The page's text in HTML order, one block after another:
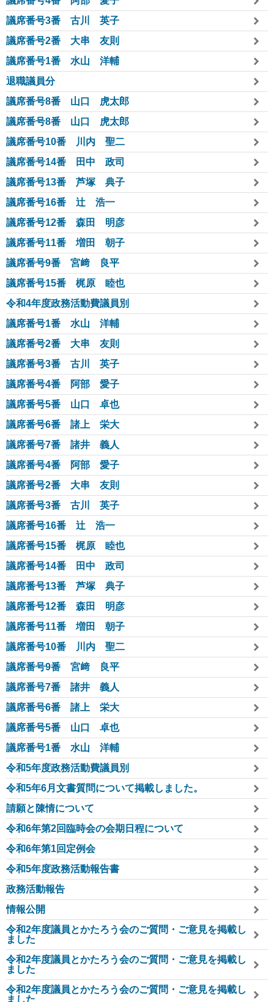
議席番号3番 古川 英子
議席番号2番 大串 友則
議席番号1番 水山 洋輔
退職議員分
議席番号8番 山口 虎太郎
議席番号8番 山口 虎太郎
議席番号10番 川内 聖二
議席番号14番 田中 政司
議席番号13番 芦塚 典子
議席番号16番 辻󠄀 浩一
議席番号12番 森田 明彦
議席番号11番 増田 朝子
議席番号9番 宮﨑 良平
議席番号15番 梶原 睦也
令和4年度政務活動費議員別
議席番号1番 水山 洋輔
議席番号2番 大串 友則
議席番号3番 古川 英子
議席番号4番 阿部 愛子
議席番号5番 山口 卓也
議席番号6番 諸上 栄大
議席番号7番 諸井 義人
議席番号4番 阿部 愛子
議席番号2番 大串 友則
議席番号3番 古川 英子
議席番号16番 辻󠄀 浩一
議席番号15番 梶原 睦也
議席番号14番 田中 政司
議席番号13番 芦塚 典子
議席番号12番 森田 明彦
議席番号11番 増田 朝子
議席番号10番 川内 聖二
議席番号9番 宮﨑 良平
議席番号7番 諸井 義人
議席番号6番 諸上 栄大
議席番号5番 山口 卓也
議席番号1番 水山 洋輔
令和5年度政務活動費議員別
令和5年6月文書質問について掲載しました。
請願と陳情について
令和6年第2回臨時会の会期日程について
令和6年第1回定例会
令和5年度政務活動報告書
政務活動報告
情報公開
令和2年度議員とかたろう会のご質問・ご意見を掲載し
ました
令和2年度議員とかたろう会のご質問・ご意見を掲載し
ました
令和2年度議員とかたろう会のご質問・ご意見を掲載し
ました